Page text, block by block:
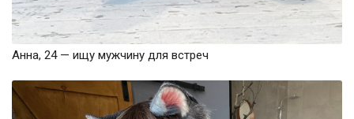
Анна, 24 — ищу мужчину для встреч